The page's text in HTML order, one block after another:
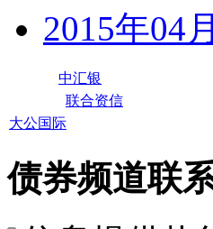
2015年04
中汇银
联合资信
大公国际
债券频道联